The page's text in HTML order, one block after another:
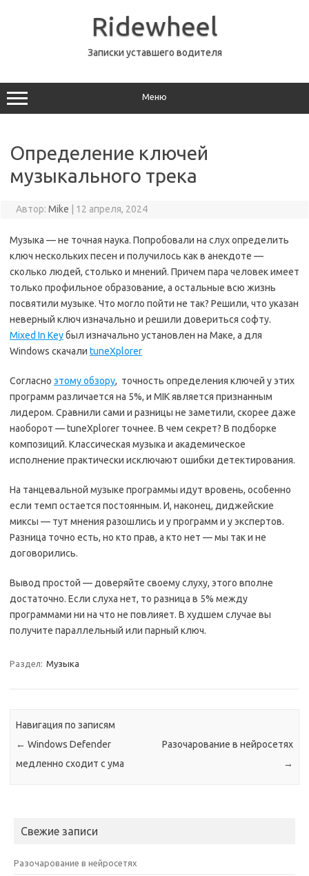
Ridewheel
Записки уставшего водителя
Меню
Определение ключей
музыкального трека
Автор: Mike 12 апреля, 2024
Музыка — не точная наука. Попробовали на слух определить
ключ нескольких песен и получилось как в анекдоте —
сколько людей, столько и мнений. Причем пара человек имеет
только профильное образование, а остальные всю жизнь
посвятили музыке. Что могло пойти не так? Решили, что указан
неверный ключ изначально и решили довериться софту.
Mixed In Keyбыл изначально установлен на Маке, а для
Windows скачали tuneXplorer
Согласно этому обзору, точность определения ключей у этих
программ различается на 5%, и MIK является признанным
лидером. Сравнили сами и разницы не заметили, скорее даже
наоборот — tuneXplorer точнее. В чем секрет? В подборке
композиций. Классическая музыка и академическое
исполнение практически исключают ошибки детектирования.
На танцевальной музыке программы идут вровень, особенно
если темп остается постоянным. И, наконец, диджейские
миксы — тут мнения разошлись и у программ и у экспертов.
Разница точно есть, но кто прав, а кто нет — мы так и не
договорились.
Вывод простой — доверяйте своему слуху, этого вполне
достаточно. Если слуха нет, то разница в 5% между
программами ни на что не повлияет. В худшем случае вы
получите параллельный или парный ключ.
Раздел: Музыка
Навигация по записям
← Windows Defender
медленно сходит с ума
Разочарование в нейросетях
→
Свежие записи
Разочарование в нейросетях